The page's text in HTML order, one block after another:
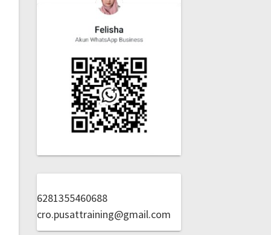
6281355460688
cro.pusattraining@gmail.com